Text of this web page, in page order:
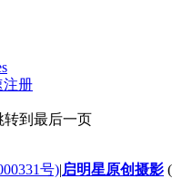
注册
转到最后一页
号)|启明星原创摄影